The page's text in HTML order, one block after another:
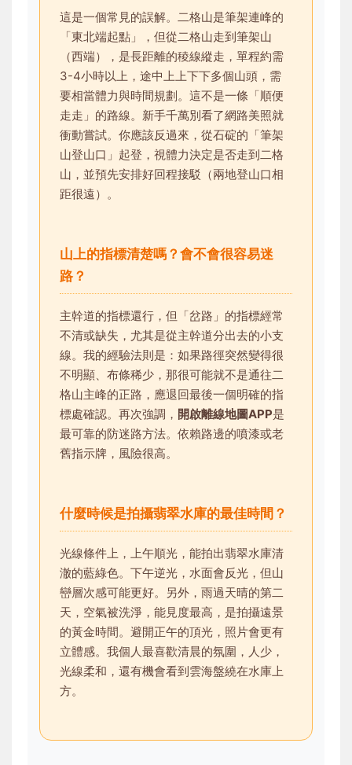
這是一個常見的誤解。二格山是筆架連峰的
「東北端起點」，但從二格山走到筆架山
（西端），是長距離的稜線縱走，單程約需
3-4小時以上，途中上上下下多個山頭，需
要相當體力與時間規劃。這不是一條「順便
走走」的路線。新手千萬別看了網路美照就
衝動嘗試。你應該反過來，從石碇的「筆架
山登山口」起登，視體力決定是否走到二格
山，並預先安排好回程接駁（兩地登山口相
距很遠）。
山上的指標清楚嗎？會不會很容易迷
路？
主幹道的指標還行，但「岔路」的指標經常
不清或缺失，尤其是從主幹道分出去的小支
線。我的經驗法則是：如果路徑突然變得很
不明顯、布條稀少，那很可能就不是通往二
格山主峰的正路，應退回最後一個明確的指
標處確認。再次強調， 開啟離線地圖APP是
最可靠的防迷路方法。依賴路邊的噴漆或老
舊指示牌，風險很高。
什麼時候是拍攝翡翠水庫的最佳時間？
光線條件上，上午順光，能拍出翡翠水庫清
澈的藍綠色。下午逆光，水面會反光，但山
巒層次感可能更好。另外，雨過天晴的第二
天，空氣被洗淨，能見度最高，是拍攝遠景
的黃金時間。避開正午的頂光，照片會更有
立體感。我個人最喜歡清晨的氛圍，人少，
光線柔和，還有機會看到雲海盤繞在水庫上
方。